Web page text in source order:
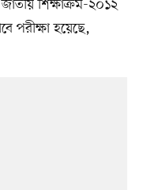
শিক্ষাক্রম-২০১২
পরীক্ষা হয়েছে,